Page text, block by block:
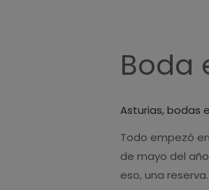
Boda
Asturias,bodas
Todo empezó
de mayo del
eso, una
Boda
en
rural
Asturias